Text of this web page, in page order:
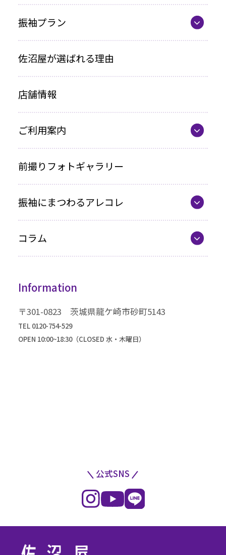
振袖プラン
レンタルプラン
お買い上げプラン
ママ振プラン
写真のみプラン
佐沼屋が選ばれる理由
店舗情報
ご利用案内
各種お支払い方法
車いすをご利用の方へ
企業情報
前撮りフォトギャラリー
振袖にまつわるアレコレ
振袖選びQ&A
振袖ドレス
高級振袖コレクション
コラム
成人式までの流れ
Information
〒301-0823 茨城県龍ケ崎市砂町5143
TEL 0120-754-529
OPEN 10:00~18:30（CLOSED 水・木曜日）
公式SNS